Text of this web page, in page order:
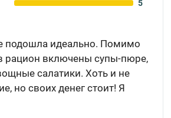
5
подошла идеально. Помимо
рацион включены супы-пюре,
салатики. Хоть и не
но своих денег стоит! Я